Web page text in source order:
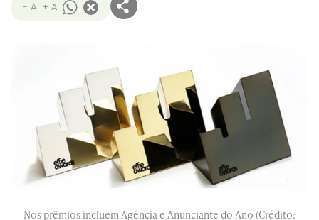
- A + A
Nos prêmios incluem Agência e Anunciante do Ano (Crédito: